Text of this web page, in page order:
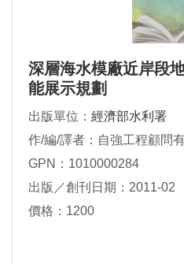
深層海水模廠近岸段
能展示規劃
出版單位： 經濟部水利署
作/編/譯者：自強工程顧問
GPN：1010000284
出版／創刊日期：2011-02
價格：1200